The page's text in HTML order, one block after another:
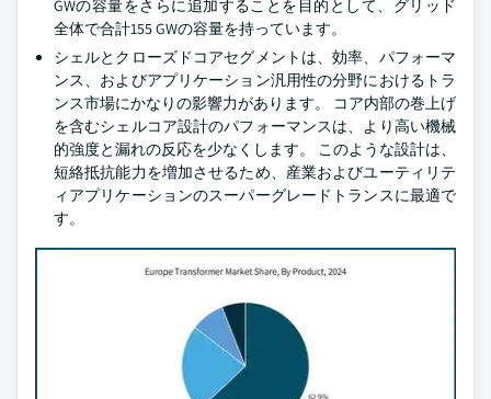
GWの容量をさらに追加することを目的として、グリッド
全体で合計155 GWの容量を持っています。
シェルとクローズドコアセグメントは、効率、パフォーマ
ンス、およびアプリケーション汎用性の分野におけるトラ
ンス市場にかなりの影響力があります。 コア内部の巻上げ
を含むシェルコア設計のパフォーマンスは、より高い機械
的強度と漏れの反応を少なくします。 このような設計は、
短絡抵抗能力を増加させるため、産業およびユーティリテ
ィアプリケーションのスーパーグレードトランスに最適で
す。